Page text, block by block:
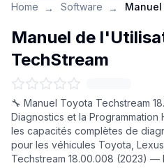
Home → Software →
Manuel de
TechStream
🔧 Manuel Toyota Techstream
Diagnostics et la Programmation
les capacités complètes de
pour les véhicules Toyota,
Techstream 18.00.008 (2023)